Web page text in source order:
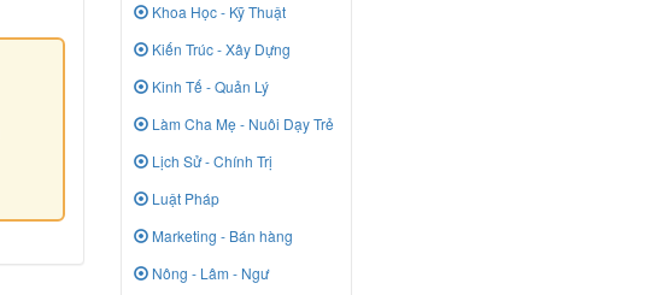
Khoa Học - Kỹ Thuật
Kiến Trúc - Xây Dựng
Kinh Tế - Quản Lý
Làm Cha Mẹ - Nuôi Dạy Trẻ
Lịch Sử - Chính Trị
Luật Pháp
Marketing - Bán hàng
Nông - Lâm - Ngư